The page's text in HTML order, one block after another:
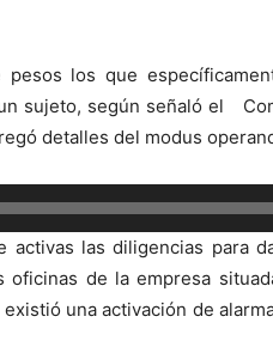
los que
sujeto, según señaló el
detalles del modus
activas las diligencias para
de la empresa
una activación de